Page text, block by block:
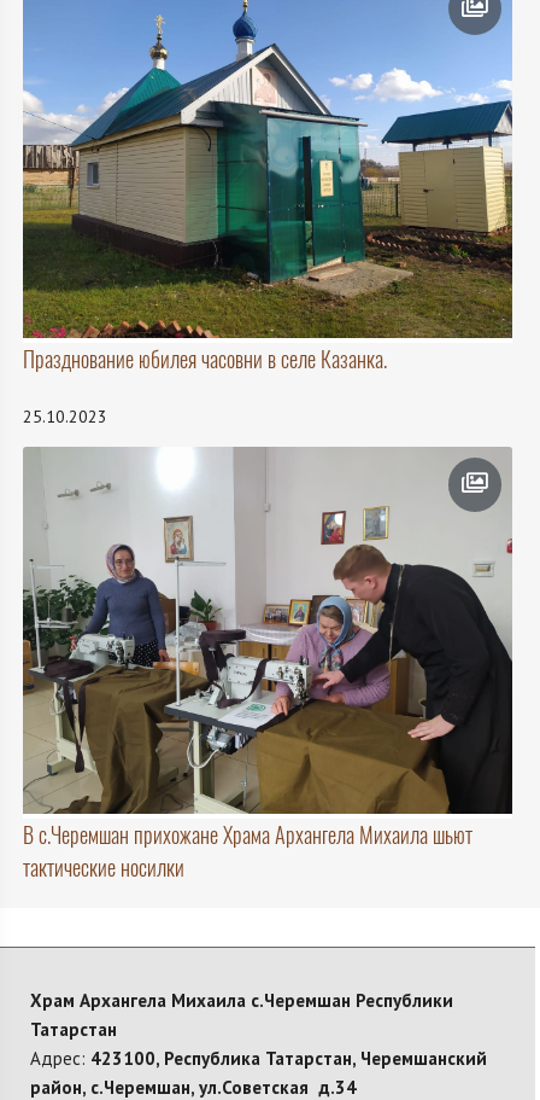
Празднование юбилея часовни в селе Казанка.
25.10.2023
В с.Черемшан прихожане Храма Архангела Михаила шьют
тактические носилки
Храм Архангела Михаила с.Черемшан Республики
Татарстан
Адрес: 423100, Республика Татарстан, Черемшанский
район, с.Черемшан, ул.Советская д.34